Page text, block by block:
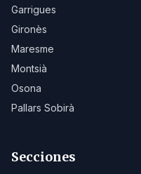
Garrigues
Gironès
Maresme
Montsià
Osona
Pallars Sobirà
Secciones